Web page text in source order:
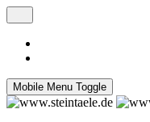
Mobile Menu Toggle